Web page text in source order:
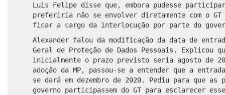
Lui s Felipe disse que, embora pudesse
preferiria não se envolver diretamente com o GT
ficar a cargo da interlocução por parte do
Alexander falou da modificação da data de
Geral de Proteção de Dados Pessoais. Explicou
inicialmente o prazo previsto seria agosto de
adoção da MP, passou-se a entender que a
se dará em dezembro de 2020. Pediu para que as
governo participassem do GT para esclarecer